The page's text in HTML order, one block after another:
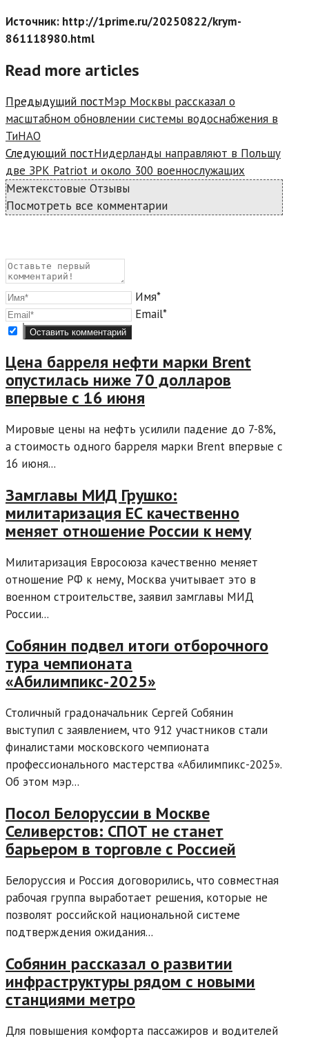
Источник: http://1prime.ru/20250822/krym-
861118980.html
Read more articles
Предыдущий постМэр Москвы рассказал о
масштабном обновлении системы водоснабжения в
ТиНАО
Следующий постНидерланды направляют в Польшу
две ЗРК Patriot и около 300 военнослужащих
Межтекстовые Отзывы
Посмотреть все комментарии
Имя*
Email*
Цена барреля нефти марки Brent
опустилась ниже 70 долларов
впервые с 16 июня
Мировые цены на нефть усилили падение до 7-8%,
а стоимость одного барреля марки Brent впервые с
16 июня...
Замглавы МИД Грушко:
милитаризация ЕС качественно
меняет отношение России к нему
Милитаризация Евросоюза качественно меняет
отношение РФ к нему, Москва учитывает это в
военном строительстве, заявил замглавы МИД
России...
Собянин подвел итоги отборочного
тура чемпионата
«Абилимпикс-2025»
Столичный градоначальник Сергей Собянин
выступил с заявлением, что 912 участников стали
финалистами московского чемпионата
профессионального мастерства «Абилимпикс-2025».
Об этом мэр...
Посол Белоруссии в Москве
Селиверстов: СПОТ не станет
барьером в торговле с Россией
Белоруссия и Россия договорились, что совместная
рабочая группа выработает решения, которые не
позволят российской национальной системе
подтверждения ожидания...
Собянин рассказал о развитии
инфраструктуры рядом с новыми
станциями метро
Для повышения комфорта пассажиров и водителей